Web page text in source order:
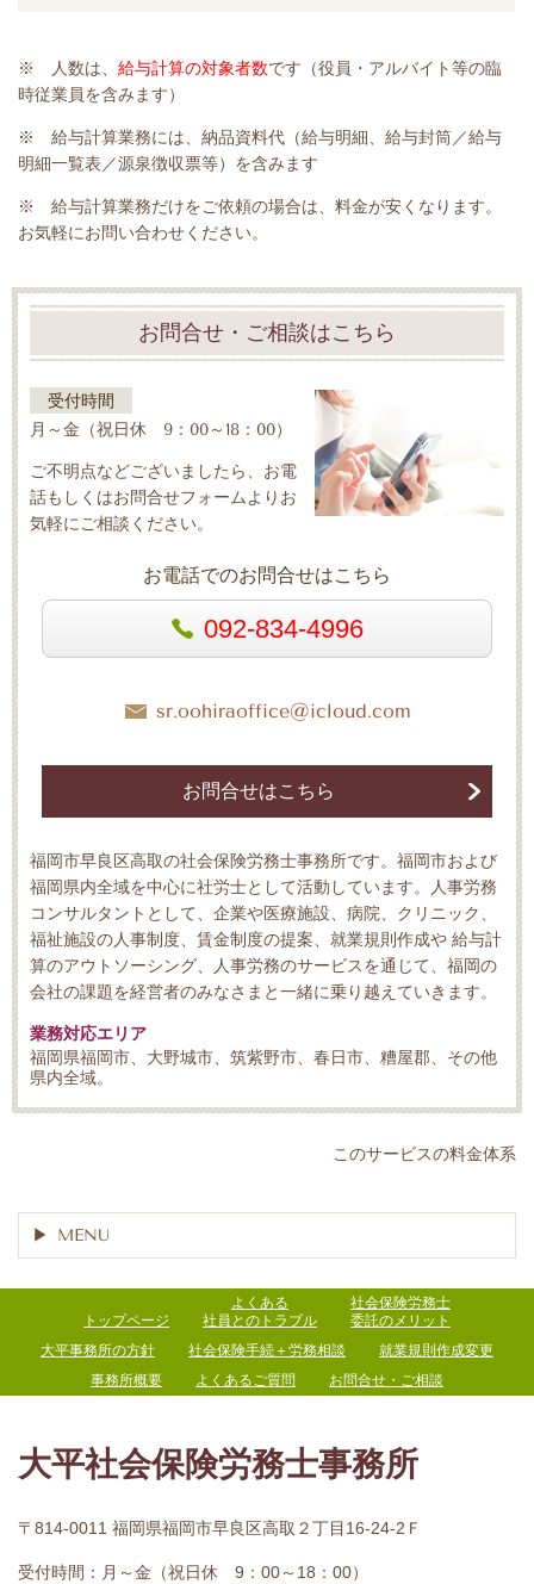
※ 人数は、 給与計算の対象者数です（役員・アルバイト等の臨
時従業員を含みます）
※ 給与計算業務には、納品資料代（給与明細、給与封筒／給与
明細一覧表／源泉徴収票等）を含みます
※ 給与計算業務だけをご依頼の場合は、料金が安くなります。
お気軽にお問い合わせください。
お問合せ・ご相談はこちら
受付時間
月～金（祝日休 9：00～18：00）
ご不明点などございましたら、お電
話もしくはお問合せフォームよりお
気軽にご相談ください。
お電話でのお問合せはこちら
092-834-4996
sr.oohiraoffice@icloud.com
お問合せはこちら
福岡市早良区高取の社会保険労務士事務所です。福岡市および
福岡県内全域を中心に社労士として活動しています。人事労務
コンサルタントとして、企業や医療施設、病院、クリニック、
福祉施設の人事制度、賃金制度の提案、就業規則作成や 給与計
算のアウトソーシング、人事労務のサービスを通じて、福岡の
会社の課題を経営者のみなさまと一緒に乗り越えていきます。
業務対応エリア
福岡県福岡市、大野城市、筑紫野市、春日市、糟屋郡、その他
県内全域。
このサービスの料金体系
MENU
トップページ
よくある
社員とのトラブル
社会保険労務士
委託のメリット
大平事務所の方針
社会保険手続＋労務相談
就業規則作成変更
事務所概要
よくあるご質問 お問合せ・ご相談
大平社会保険労務士事務所
〒814-0011 福岡県福岡市早良区高取２丁目16-24-2Ｆ
受付時間： 月～金（祝日休 9：00～18：00）